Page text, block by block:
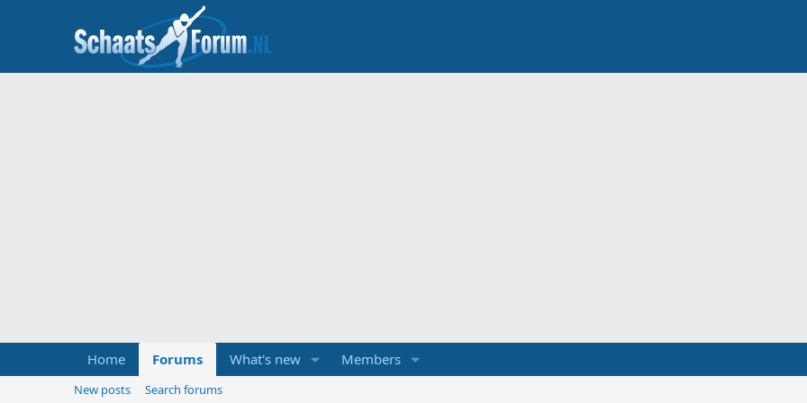
Home Forums What's new Members
New posts
Search forums